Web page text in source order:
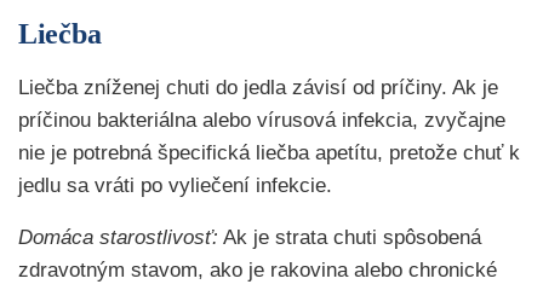
Liečba
Liečba zníženej chuti do jedla závisí od príčiny. Ak je
príčinou bakteriálna alebo vírusová infekcia, zvyčajne
nie je potrebná špecifická liečba apetítu, pretože chuť k
jedlu sa vráti po vyliečení infekcie.
Domáca starostlivosť: Ak je strata chuti spôsobená
zdravotným stavom, ako je rakovina alebo chronické